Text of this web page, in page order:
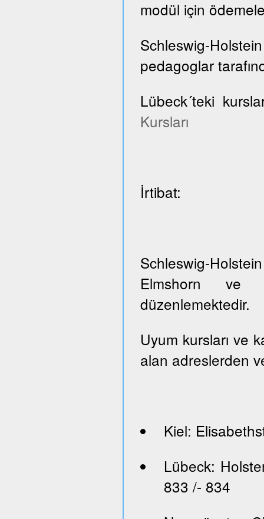
modül için
Schleswig-
pedagoglar
Lübeck´teki
Kursları
İrtibat:
Schleswig-
Elmshorn ve
düzenlemektedir.
Uyum kursları ve
alan adreslerden
Kiel:
Lübeck:
833 /- 834